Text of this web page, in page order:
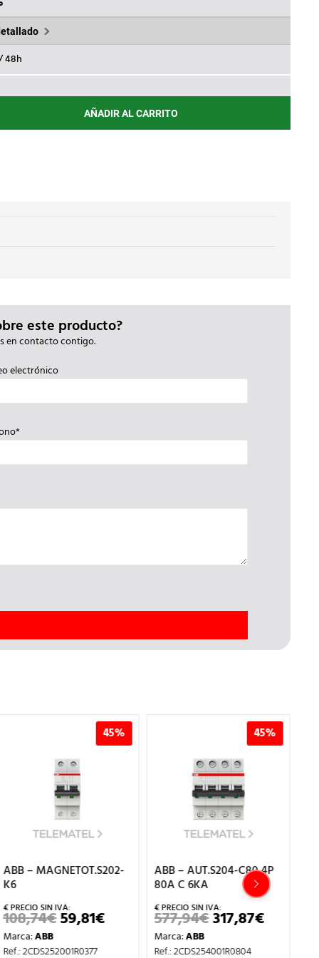
48h
AÑADIR AL CARRITO
este producto?
en contacto contigo.
electrónico
45%
ABB – MAGNETOT.S202-
K6
108,74€EL
PRECIO
ERA:
59,81€EL
PRECIO
ACTUAL
Marca:ABB
Ref.: 2CDS252001R0377
45%
ABB – AUT.S204-C80 4P
80A C 6KA
577,94€EL
PRECIO
ERA:
317,87€EL
PRECIO
Marca:ABB
Ref.: 2CDS254001R0804